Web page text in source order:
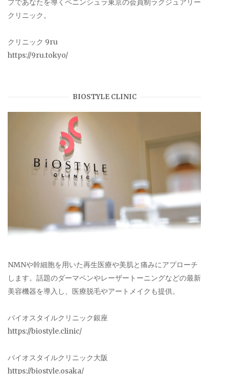
プであなたを導くペニンシュラ東京の会員制ラグジュアリー
クリニック。
クリニック 9ru
https://9ru.tokyo/
BIOSTYLE CLINIC
NMNや幹細胞を用いた再生医療や美肌と痛みにアプローチ
します。話題のダーマペンやレーザートーニングなどの最新
美容機器を導入し、医療脱毛やアートメイクも提供。
バイオスタイルクリニック銀座
https://biostyle.clinic/
バイオスタイルクリニック大阪
https://biostyle.osaka/